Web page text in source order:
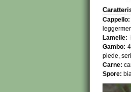
Lamelle:
Gambo:
piede,
Carne:
Spore: